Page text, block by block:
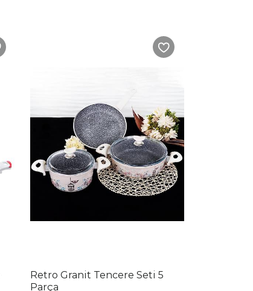
Retro Granit Tencere Seti 5
Parça